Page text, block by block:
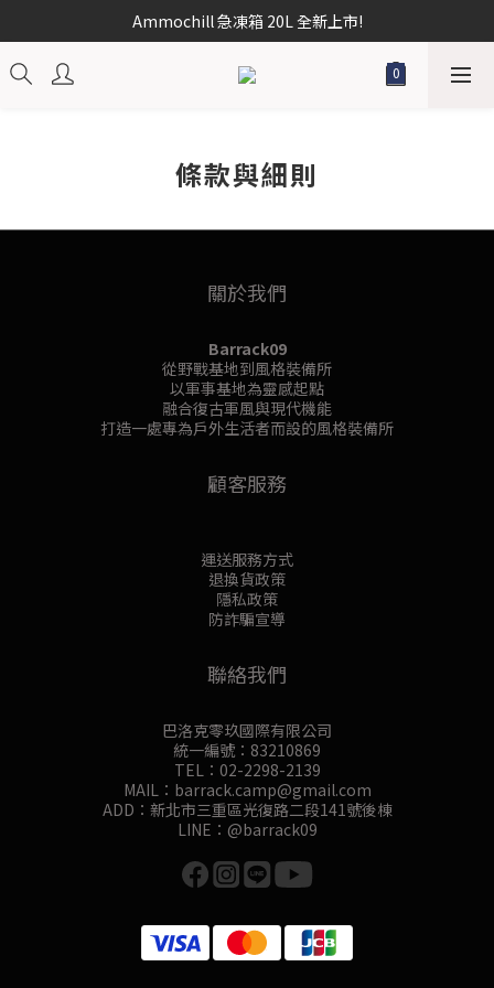
Ammochill 急凍箱 20L 全新上市!
條款與細則
關於我們
Barrack09
從野戰基地到風格裝備所
以軍事基地為靈感起點
融合復古軍風與現代機能
打造一處專為戶外生活者而設的風格裝備所
顧客服務
運送服務方式
退換貨政策
隱私政策
防詐騙宣導
聯絡我們
巴洛克零玖國際有限公司
統一編號：83210869
TEL：02-2298-2139
MAIL：barrack.camp@gmail.com
ADD：新北市三重區光復路二段141號後棟
LINE：@barrack09